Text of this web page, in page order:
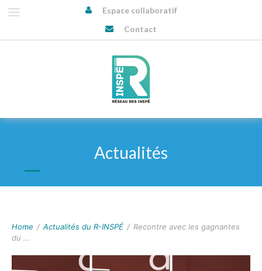
Espace collaboratif
Contact
Actualités
Home / Actualités du R-INSPÉ / Recontre avec les gagnantes
du ...